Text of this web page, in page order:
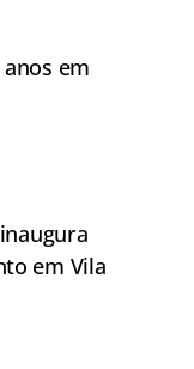
anos em
em Vila